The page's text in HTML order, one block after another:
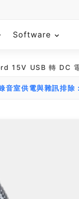
Software
15V USB 轉 DC 電
音室供電與雜訊排除